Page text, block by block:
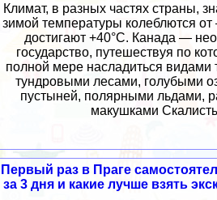
Климат, в разных частях страны,
зимой температуры колеблются от
достигают +40°C. Канада —
государство, путешествуя по
полной мере насладиться
тундровыми лесами, голубыми
пустыней, полярными льдами,
макушками
Первый раз в Праге
за 3 дня и какие лучше взять